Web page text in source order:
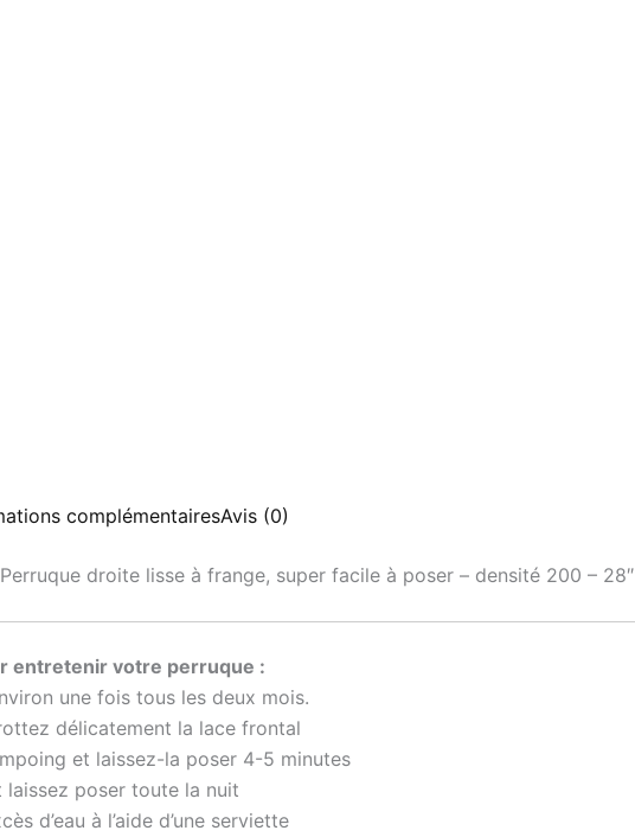
complémentairesAvis (0)
droite lisse à frange, super facile à poser – densité 200 – 28″
entretenir votre perruque :
une fois tous les deux mois.
délicatement la lace frontal
et laissez-la poser 4-5 minutes
laissez poser toute la nuit
d’eau à l’aide d’une serviette